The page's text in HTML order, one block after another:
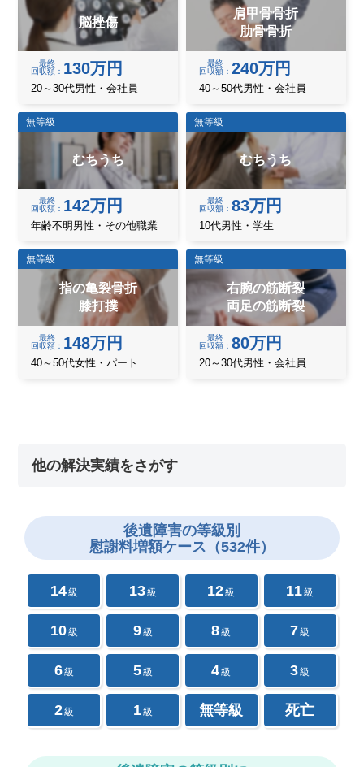
脳挫傷
最終
回収額
130万円
20～30代男性・会社員
肩甲骨骨折
肋骨骨折
最終
回収額
240万円
40～50代男性・会社員
無等級
むちうち
最終
回収額
142万円
年齢不明男性・その他職業
無等級
むちうち
最終
回収額
83万円
10代男性・学生
無等級
指の亀裂骨折
膝打撲
最終
回収額
148万円
40～50代女性・パート
無等級
右腕の筋断裂
両足の筋断裂
最終
回収額
80万円
20～30代男性・会社員
他の解決実績をさがす
後遺障害の等級別
慰謝料増額ケース（532件）
14級 13級 12級 11級
10級 9級 8級 7級
6級 5級 4級 3級
2級 1級 無等級 死亡